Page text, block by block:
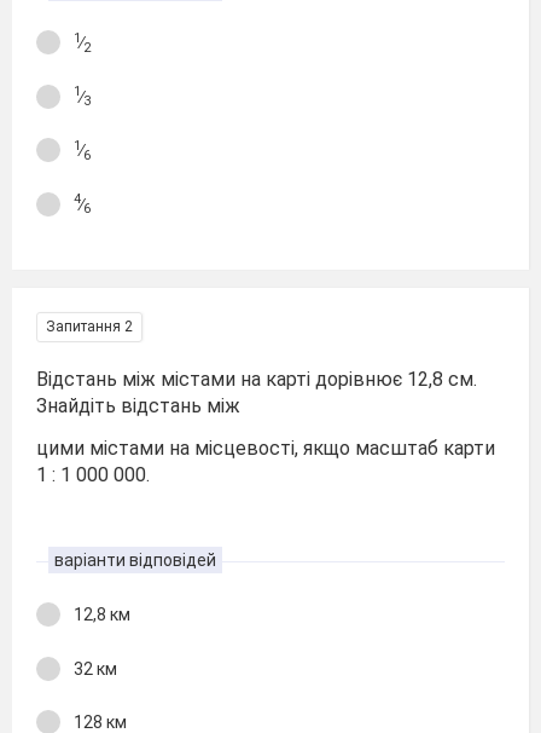
1∕2
1∕3
1∕6
4∕6
Запитання 2
Відстань між містами на карті дорівнює 12,8 см.
Знайдіть відстань між
цими містами на місцевості, якщо масштаб карти
1 : 1 000 000.
варіанти відповідей
12,8 км
32 км
128 км